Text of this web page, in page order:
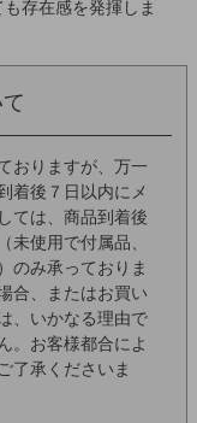
存在感を発揮しま
おりますが、万一
着後７日以内にメ
ては、商品到着後
未使用で付属品、
のみ承っておりま
合、またはお買い
、いかなる理由で
。お客様都合によ
了承くださいま